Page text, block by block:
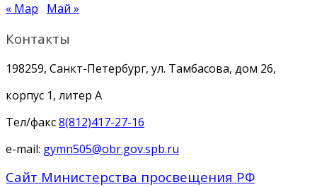
« Мар
Май »
Контакты
198259, Санкт-Петербург, ул. Тамбасова, дом 26,
корпус 1, литер А
Тел/факс8(812)417-27-16
e-mail: gymn505@obr.gov.spb.ru
Сайт Министерства просвещения РФ